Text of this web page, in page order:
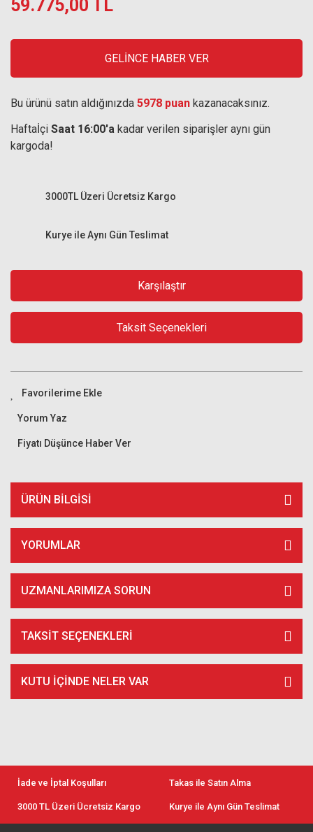
59.775,00 TL
GELİNCE HABER VER
Bu ürünü satın aldığınızda 5978 puan kazanacaksınız.
Haftaİçi Saat 16:00'a kadar verilen siparişler aynı gün
kargoda!
Kurye ile Aynı Gün Teslimat
3000TL Üzeri Ücretsiz Kargo
Karşılaştır
Taksit Seçenekleri
Yorum Yaz
Fiyatı Düşünce Haber Ver
ÜRÜN BILGISI
YORUMLAR
UZMANLARIMIZA SORUN
TAKSIT SEÇENEKLERI
KUTU İÇİNDE NELER VAR
İade ve İptal Koşulları Takas ile Satın Alma
3000 TL Üzeri Ücretsiz Kargo Kurye ile Aynı Gün Teslimat